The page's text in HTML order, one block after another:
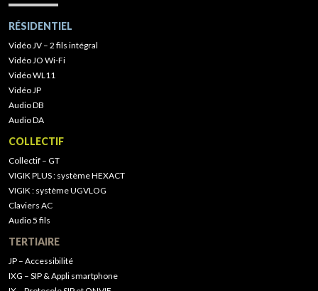
RÉSIDENTIEL
Vidéo JV – 2 fils intégral
Vidéo JO Wi-Fi
Vidéo WL11
Vidéo JP
Audio DB
Audio DA
COLLECTIF
Collectif – GT
VIGIK PLUS : système HEXACT
VIGIK : système UGVLOG
Claviers AC
Audio 5 fils
TERTIAIRE
JP – Accessibilité
IXG – SIP & Appli smartphone